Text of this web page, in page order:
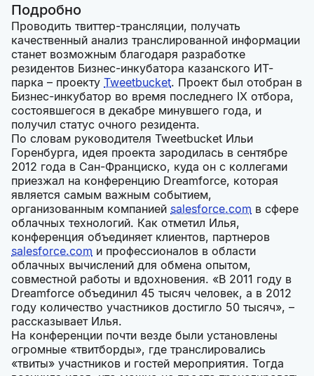
Подробно
Проводить твиттер-трансляции, получать
качественный анализ транслированной информации
станет возможным благодаря разработке
резидентов Бизнес-инкубатора казанского ИТ-
парка – проекту Tweetbucket. Проект был отобран в
Бизнес-инкубатор во время последнего IX отбора,
состоявшегося в декабре минувшего года, и
получил статус очного резидента.
По словам руководителя Tweetbucket Ильи
Горенбурга, идея проекта зародилась в сентябре
2012 года в Сан-Франциско, куда он с коллегами
приезжал на конференцию Dreamforce, которая
является самым важным событием,
организованным компанией salesforce.com в сфере
облачных технологий. Как отметил Илья,
конференция объединяет клиентов, партнеров
salesforce.com и профессионалов в области
облачных вычислений для обмена опытом,
совместной работы и вдохновения. «В 2011 году в
Dreamforce объединил 45 тысяч человек, а в 2012
году количество участников достигло 50 тысяч», –
рассказывает Илья.
На конференции почти везде были установлены
огромные «твитборды», где транслировались
«твиты» участников и гостей мероприятия. Тогда